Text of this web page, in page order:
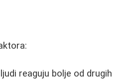
reaguju bolje od drugih